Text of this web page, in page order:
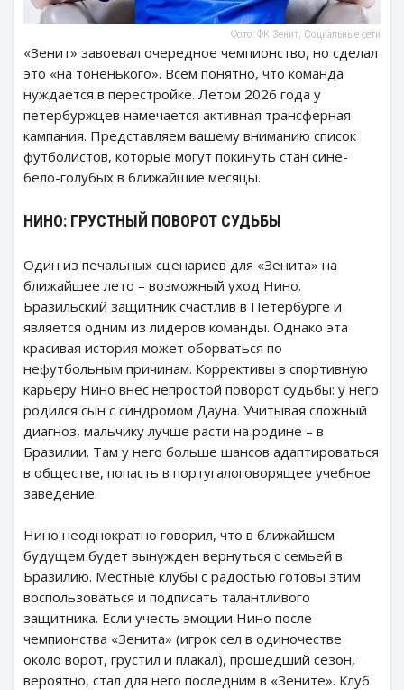
Фото: ФК Зенит, Социальные сети
«Зенит» завоевал очередное чемпионство, но сделал
это «на тоненького». Всем понятно, что команда
нуждается в перестройке. Летом 2026 года у
петербуржцев намечается активная трансферная
кампания. Представляем вашему вниманию список
футболистов, которые могут покинуть стан сине-
бело-голубых в ближайшие месяцы.
НИНО: ГРУСТНЫЙ ПОВОРОТ СУДЬБЫ
Один из печальных сценариев для «Зенита» на
ближайшее лето – возможный уход Нино.
Бразильский защитник счастлив в Петербурге и
является одним из лидеров команды. Однако эта
красивая история может оборваться по
нефутбольным причинам. Коррективы в спортивную
карьеру Нино внес непростой поворот судьбы: у него
родился сын с синдромом Дауна. Учитывая сложный
диагноз, мальчику лучше расти на родине – в
Бразилии. Там у него больше шансов адаптироваться
в обществе, попасть в португалоговорящее учебное
заведение.
Нино неоднократно говорил, что в ближайшем
будущем будет вынужден вернуться с семьей в
Бразилию. Местные клубы с радостью готовы этим
воспользоваться и подписать талантливого
защитника. Если учесть эмоции Нино после
чемпионства «Зенита» (игрок сел в одиночестве
около ворот, грустил и плакал), прошедший сезон,
вероятно, стал для него последним в «Зените». Клуб